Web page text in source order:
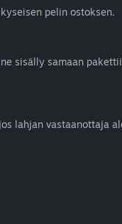
pelin ostoksen.
sisälly samaan
lahjan vastaanottaja